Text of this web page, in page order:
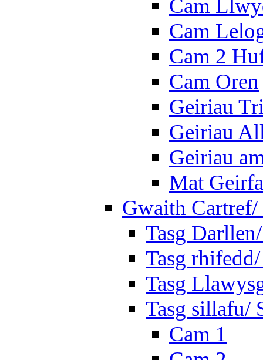
Cam
Cam
Cam 2
Cam Oren
Geiriau
Geiriau
Geiriau
Mat
Gwaith
Tasg
Tasg
Tasg
Tasg sillafu/
Cam 1